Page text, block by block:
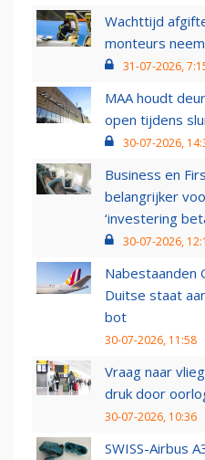
Wachttijd
monteurs
31-07-2026,
MAA houdt
open tijdens
30-07-2026,
Business en
belangrijker
‘investering
30-07-2026,
Nabestaanden
Duitse staat
bot
30-07-2026, 11:58
Vraag naar
druk door
30-07-2026, 10:36
SWISS-Airbus